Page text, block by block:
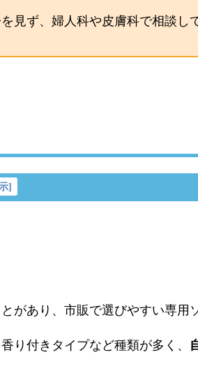
見ず、婦人科や皮膚科で相談し
]
があり、市販で選びやすい専用
り付きタイプなど種類が多く、